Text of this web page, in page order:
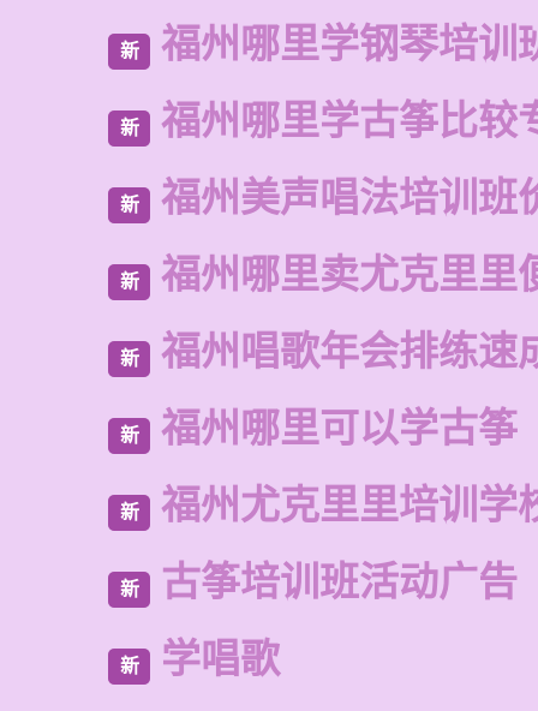
新 福州哪里学钢琴培训
新 福州哪里学古筝比较
新 福州美声唱法培训班
新 福州哪里卖尤克里里
新 福州唱歌年会排练速
新 福州哪里可以学古筝
新 福州尤克里里培训学
新 古筝培训班活动广告
新 学唱歌